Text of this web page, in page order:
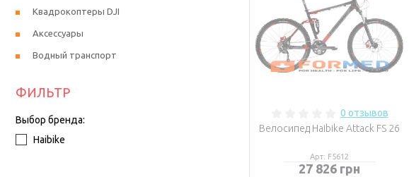
0 отзывов
Велосипед Haibike Attack FS 26
Арт: F5612
27 826 грн
Квадрокоптеры DJI
Аксессуары
Водный транспорт
ФИЛЬТР
Выбор бренда:
Haibike